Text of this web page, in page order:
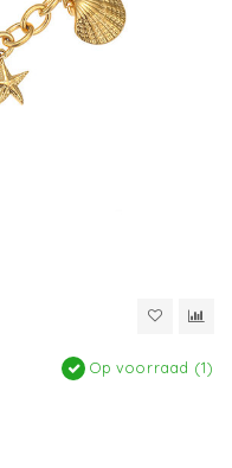
Op voorraad (1)